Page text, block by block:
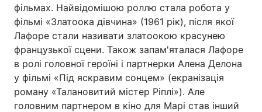
фільмах. Найвідомішою роллю стала робота у
фільмі «Златоока дівчина» (1961 рік), після якої
Лафоре стали називати златоокою красунею
французької сцени. Також запам'яталася Лафоре
в ролі головної героїні і партнерки Алена Делона
у фільмі «Під яскравим сонцем» (екранізація
роману «Талановитий містер Ріплі»). Але
головним партнером в кіно для Марі став інший